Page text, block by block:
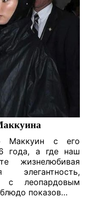
Маккуин с его
года, а где наш
жизнелюбивая
с леопардовым
показов…